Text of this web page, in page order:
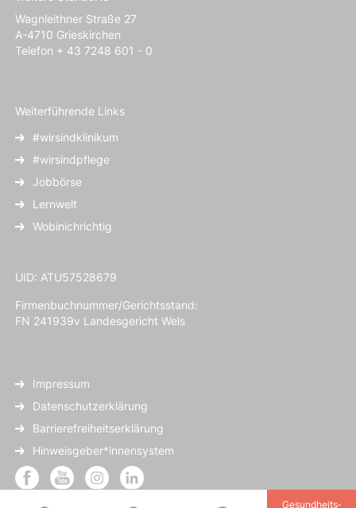
Gesundheits­
Wagnleithner Straße 27
A-4710 Grieskirchen
Telefon + 43 7248 601 - 0
Weiterführende Links
#wirsindklinikum
#wirsindpflege
Jobbörse
Lernwelt
Wobinichrichtig
UID: ATU57528679
Firmenbuchnummer/Gerichtsstand:
FN 241939v Landesgericht Wels
Impressum
Datenschutzerklärung
Barrierefreiheitserklärung
Hinweisgeber*innensystem